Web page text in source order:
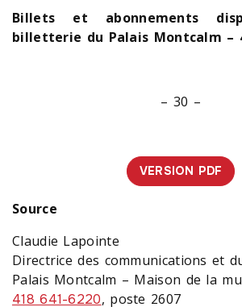
Billets et abonnements
billetterie du Palais Montcalm –
– 30 –
VERSION PDF
Source
Claudie Lapointe
Directrice des communications et
Palais Montcalm – Maison de la
418 641-6220, poste 2607